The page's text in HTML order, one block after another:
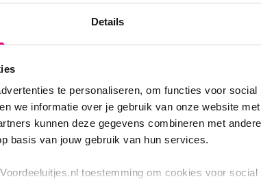
Details
te personaliseren, om functies voor
we informatie over je gebruik van onze website
kunnen deze gegevens combineren met
basis van jouw gebruik van hun services.
toestemming om cookies voor
while loadingwww.voordeeluitjes.nl (see the